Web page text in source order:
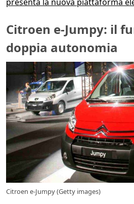
presenta la nuova piattaforma
Citroen e-Jumpy: il
doppia autonomia
Citroen e-Jumpy (Getty images)